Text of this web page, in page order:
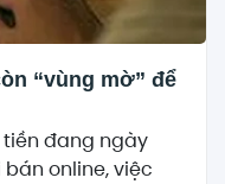
“vùng mờ” để
tiền đang ngày
online, việc